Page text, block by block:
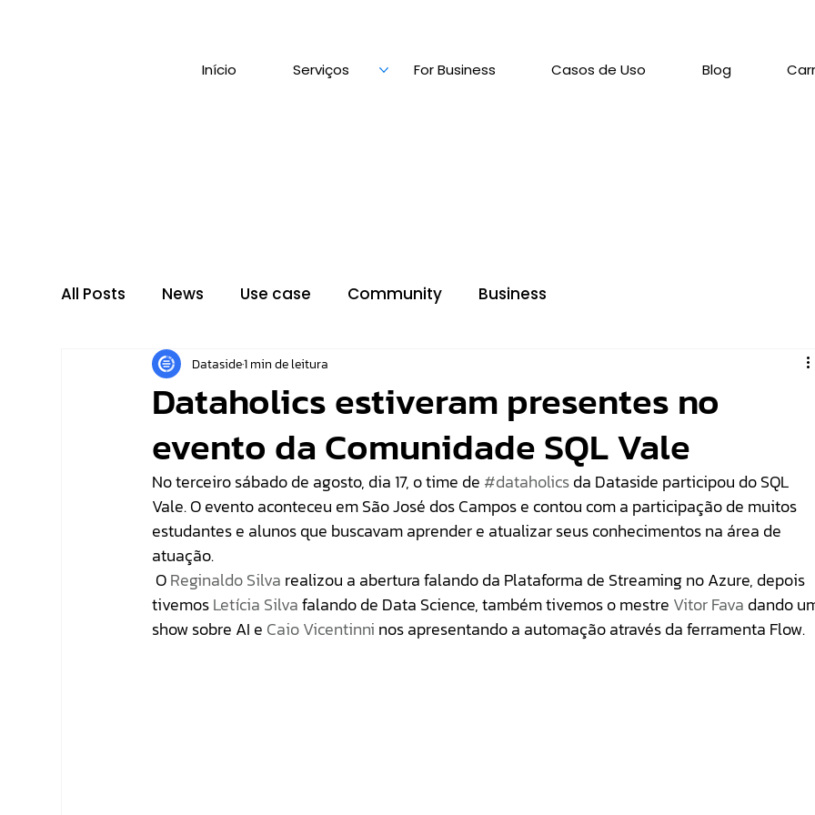
Início Serviços For Business Casos de Uso Blog
All Posts News Use case Community Business
Dataholics estiveram presentes no
evento da Comunidade SQL Vale
Dataside1 min de leitura
No terceiro sábado de agosto, dia 17, o time de #dataholics da Dataside participou do SQL
Vale. O evento aconteceu em São José dos Campos e contou com a participação de muitos
estudantes e alunos que buscavam aprender e atualizar seus conhecimentos na área de
atuação.
O Reginaldo Silva realizou a abertura falando da Plataforma de Streaming no Azure, depois
tivemos Letícia Silva falando de Data Science, também tivemos o mestre Vitor Fava dando
show sobre AI e Caio Vicentinni nos apresentando a automação através da ferramenta Flow.